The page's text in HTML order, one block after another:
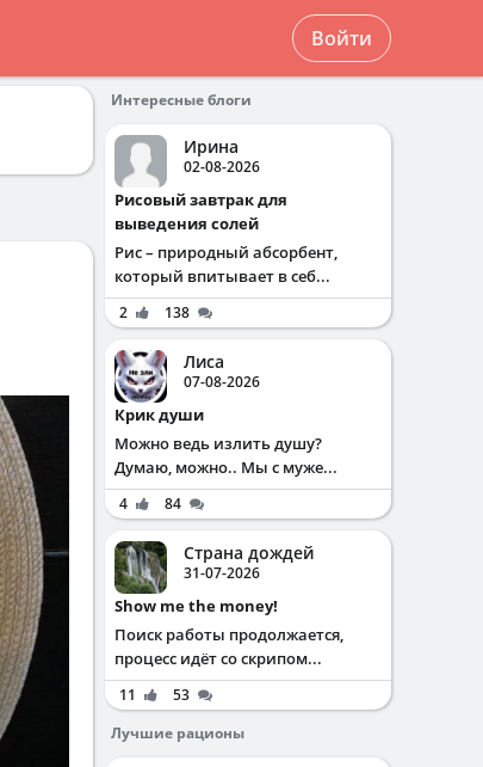
Войти
Интересные блоги
Ирина
02-08-2026
Рисовый завтрак для
выведения солей
Рис – природный абсорбент,
который впитывает в себ...
2 138
Лиса
07-08-2026
Крик души
Можно ведь излить душу?
Думаю, можно.. Мы с муже...
4 84
Страна дождей
31-07-2026
Show me the money!
Поиск работы продолжается,
процесс идёт со скрипом...
11
53
Лучшие рационы